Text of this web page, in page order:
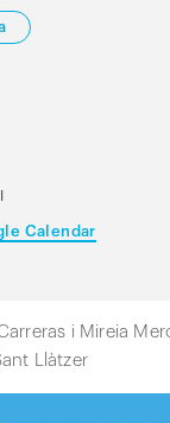
Calendar
i Mireia
Llàtzer